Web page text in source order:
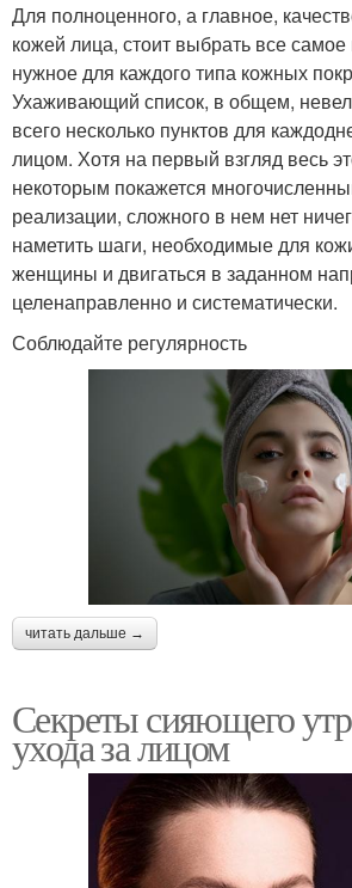
Для полноценного, а главное,
кожей лица, стоит выбрать все
нужное для каждого типа кожных
Ухаживающий список, в общем,
всего несколько пунктов для
лицом. Хотя на первый взгляд весь
некоторым покажется
реализации, сложного в нем нет
наметить шаги, необходимые для
женщины и двигаться в заданном
целенаправленно и систематически.
Соблюдайте регулярность
читать дальше →
Секреты сияющего
ухода за лицом